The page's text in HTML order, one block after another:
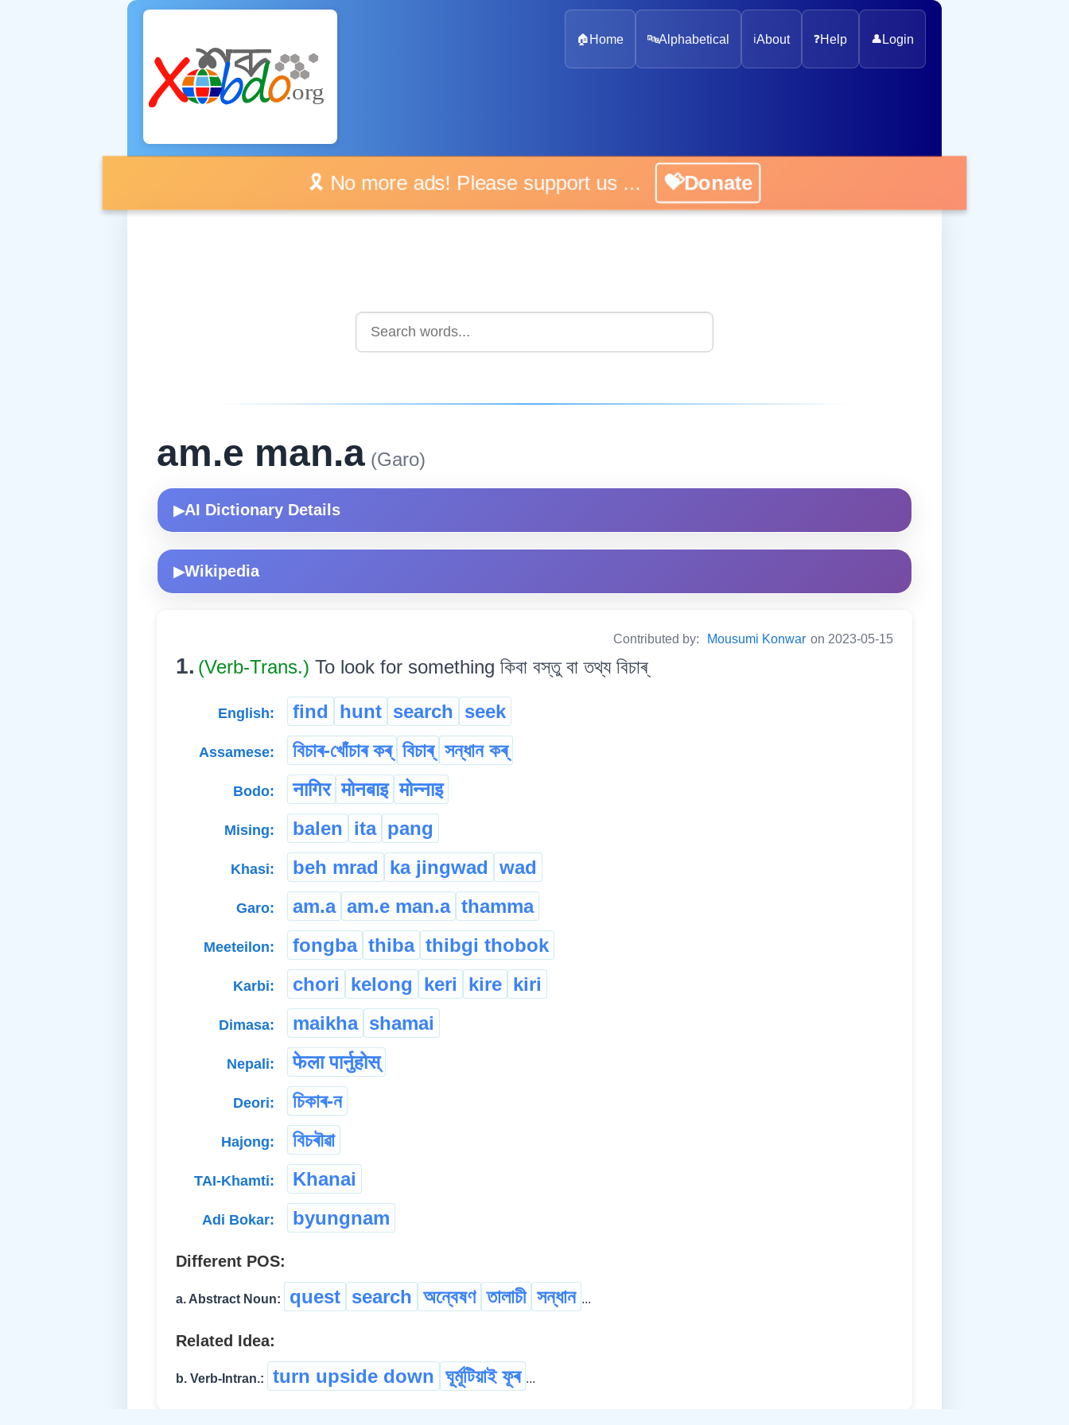
🏠 Home 🔤Alphabetical ℹ️About ❓Help 👤 Login
🎗️ No more ads! Please support us ... 💝Donate
am.e man.a (Garo)
▶AI Dictionary Details
▶Wikipedia
Contributed by: Mousumi Konwar on 2023-05-15
1. (Verb-Trans.) To look for something কিবা বস্তু বা তথ্য বিচাৰ্‌
English: find hunt search seek
Assamese: বিচাৰ-খোঁচাৰ কৰ্ বিচাৰ্ সন্ধান কৰ্
Bodo: नागिर मोनबाइ मोन्नाइ
Mising: balen ita pang
Khasi: beh mrad ka jingwad wad
Garo: am.a am.e man.a thamma
Meeteilon: fongba thiba thibgi thobok
Karbi: chori kelong keri kire kiri
Dimasa: maikha shamai
Nepali: फेला पार्नुहोस्
Deori: চিকাৰ-ন
Hajong: বিচৰৗৱা
TAI-Khamti: Khanai
Adi Bokar: byungnam
Different POS:
a. Abstract Noun: quest search অন্বেষণ তালাচী সন্ধান ...
Related Idea:
b. Verb-Intran.: turn upside down ঘূৰ্মূটিয়াই ফূৰ ...